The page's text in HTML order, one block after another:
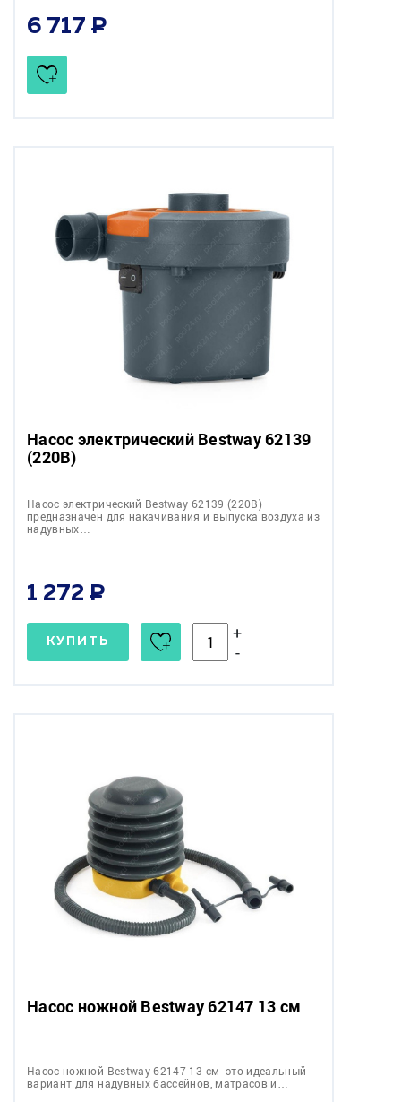
6 717
Насос электрический Bestway 62139
(220В)
Насос электрический Bestway 62139 (220В)
предназначен для накачивания и выпуска воздуха из
надувных…
1 272
КУПИТЬ
+
-
Насос ножной Bestway 62147 13 см
Насос ножной Bestway 62147 13 см- это идеальный
вариант для надувных бассейнов, матрасов и…